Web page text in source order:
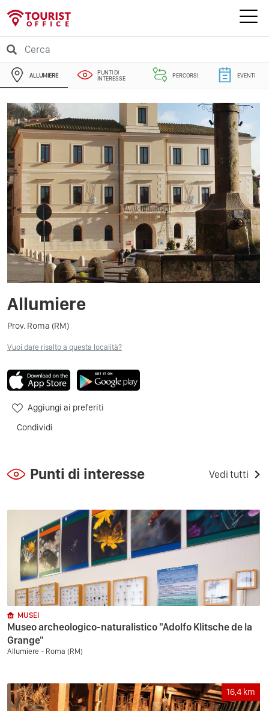
ALLUMIERE
PUNTI DI
INTERESSE
PERCORSI EVENTI
Allumiere
Prov. Roma (RM)
Vuoi dare risalto a questa località?
Aggiungi ai preferiti
Condividi
Punti di interesse Vedi tutti
MUSEI
Museo archeologico-naturalistico "Adolfo Klitsche de la
Grange"
Allumiere - Roma (RM)
16,4 km